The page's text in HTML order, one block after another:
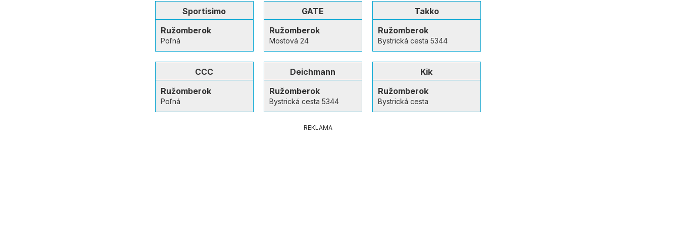
Sportisimo
Ružomberok
Poľná
GATE
Ružomberok
Mostová 24
Takko
Ružomberok
Bystrická cesta 5344
CCC
Ružomberok
Poľná
Deichmann
Ružomberok
Bystrická cesta 5344
Kik
Ružomberok
Bystrická cesta
REKLAMA